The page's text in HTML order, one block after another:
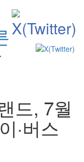
드, 7월
·버스